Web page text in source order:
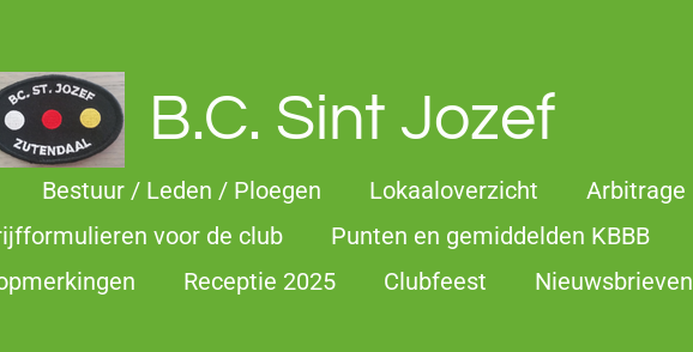
B.C. Sint Jozef
Bestuur / Leden / Ploegen Lokaaloverzicht Arbitrage
voor de club Punten en gemiddelden KBBB
Receptie 2025 Clubfeest Nieuwsbrieven